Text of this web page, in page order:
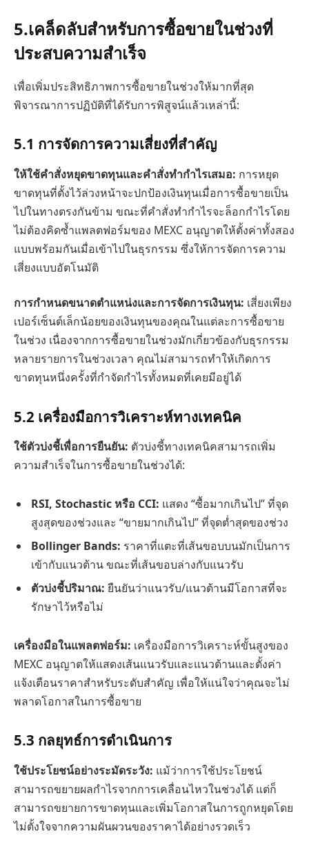
5.เคล็ดลับสำหรับการซื้อขายในช่วงที่
ประสบความสำเร็จ
เพื่อเพิ่มประสิทธิภาพการซื้อขายในช่วงให้มากที่สุด
พิจารณาการปฏิบัติที่ได้รับการพิสูจน์แล้วเหล่านี้:
5.1 การจัดการความเสี่ยงที่สำคัญ
ให้ใช้คำสั่งหยุดขาดทุนและคำสั่งทำกำไรเสมอ: การหยุด
ขาดทุนที่ตั้งไว้ล่วงหน้าจะปกป้องเงินทุนเมื่อการซื้อขายเป็น
ไปในทางตรงกันข้าม ขณะที่คำสั่งทำกำไรจะล็อกกำไรโดย
ไม่ต้องคิดซ้ำแพลตฟอร์มของ MEXC อนุญาตให้ตั้งค่าทั้งสอง
แบบพร้อมกันเมื่อเข้าไปในธุรกรรม ซึ่งให้การจัดการความ
เสี่ยงแบบอัตโนมัติ
การกำหนดขนาดตำแหน่งและการจัดการเงินทุน: เสี่ยงเพียง
เปอร์เซ็นต์เล็กน้อยของเงินทุนของคุณในแต่ละการซื้อขาย
ในช่วง เนื่องจากการซื้อขายในช่วงมักเกี่ยวข้องกับธุรกรรม
หลายรายการในช่วงเวลา คุณไม่สามารถทำให้เกิดการ
ขาดทุนหนึ่งครั้งที่กำจัดกำไรทั้งหมดที่เคยมีอยู่ได้
5.2 เครื่องมือการวิเคราะห์ทางเทคนิค
ใช้ตัวบ่งชี้เพื่อการยืนยัน: ตัวบ่งชี้ทางเทคนิคสามารถเพิ่ม
ความสำเร็จในการซื้อขายในช่วงได้:
RSI, Stochastic หรือ CCI: แสดง “ซื้อมากเกินไป” ที่จุด
สูงสุดของช่วงและ “ขายมากเกินไป” ที่จุดต่ำสุดของช่วง
Bollinger Bands: ราคาที่แตะที่เส้นขอบบนมักเป็นการ
เข้ากับแนวต้าน ขณะที่เส้นขอบล่างกับแนวรับ
ตัวบ่งชี้ปริมาณ: ยืนยันว่าแนวรับ/แนวต้านมีโอกาสที่จะ
รักษาไว้หรือไม่
เครื่องมือในแพลตฟอร์ม: เครื่องมือการวิเคราะห์ขั้นสูงของ
MEXC อนุญาตให้แสดงเส้นแนวรับและแนวต้านและตั้งค่า
แจ้งเตือนราคาสำหรับระดับสำคัญ เพื่อให้แน่ใจว่าคุณจะไม่
พลาดโอกาสในการซื้อขาย
5.3 กลยุทธ์การดำเนินการ
ใช้ประโยชน์อย่างระมัดระวัง: แม้ว่าการใช้ประโยชน์
สามารถขยายผลกำไรจากการเคลื่อนไหวในช่วงได้ แต่ก็
สามารถขยายการขาดทุนและเพิ่มโอกาสในการถูกหยุดโดย
ไม่ตั้งใจจากความผันผวนของราคาได้อย่างรวดเร็ว